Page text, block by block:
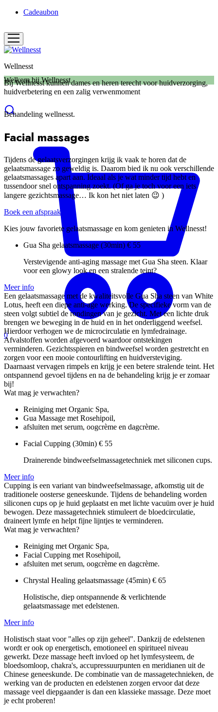
Cadeaubon
Wellnesst
Bij Wellnesst kunnen dames en heren terecht voor huidverzorging,
huidverbetering en een zalig verwenmoment
0
Welkom bij Wellnesst
Behandeling wellnesst.
Facial massages
Tijdens de gelaatsverzorgingen krijg ik vaak te horen dat de
gelaatsmassage zo geweldig is. Daarom bied ik nu ook verschillende
gelaatsmassages apart aan. Ideaal als je wat minder tijd hebt en
tussendoor snel ontspanning zoekt. (Of ga je toch voor een iets
langere gezichtsmassage… Ik kon het niet laten 😉 )
Boek een afspraak
Kies jouw favoriete gelaatsmassage en kom genieten in Wellnesst!
Gua Sha gelaatsmassage (30min) € 55
Verstevigende anti-aging massage met Gua Sha steen. Klaar
voor een glowy look en een stralende teint?
Meer info
Een gelaatsmassage met de kwaliteitsvolle Gua Sha steen van White
Lotus, heeft een diepe anti-age werking. De specifieke vorm van de
steen volgt subtiel de rondingen van je gezicht. Met een lichte druk
brengen we beweging in de huid en in het onderliggend weefsel.
Hierdoor verhogen we de microcirculatie en lymfedrainage.
Afvalstoffen worden afgevoerd waardoor ontstekingen
verminderen. Gezichtsspieren en bindweefsel worden gestretcht en
zorgen voor een mooie contourlifting en huidversteviging.
Daarnaast vervagen rimpels en krijg je een betere stralende teint. Het
ontspannend gevoel tijdens en na de behandeling krijg je er zomaar
bij!
Wat mag je verwachten?
Reiniging met Organic Spa,
Gua Massage met Rosehipoil,
afsluiten met serum, oogcrème en dagcrème.
Facial Cupping (30min) € 55
Drainerende bindweefselmassagetechniek met siliconen cups.
Meer info
Cupping is een variant van bindweefselmassage, afkomstig uit de
traditionele oosterse geneeskunde. Tijdens de behandeling worden
siliconen cups op je huid geplaatst en met lichte vacuüm over je huid
bewogen. Deze massagetechniek stimuleert de bloedcirculatie,
draineert lymfe en helpt fijne lijntjes te verminderen.
Wat mag je verwachten?
Reiniging met Organic Spa,
Facial Cupping met Rosehipoil,
afsluiten met serum, oogcrème en dagcrème.
Chrystal Healing gelaatsmassage (45min) € 65
Holistische, diep ontspannende & verlichtende
gelaatsmassage met edelstenen.
Meer info
Holistisch staat voor "alles op zijn geheel". Dankzij de edelstenen
wordt er ook op energetisch, emotioneel en spiritueel niveau
gewerkt. Deze massage heeft invloed op het lymfesysteem, de
bloedsomloop, chakra's, accupressuurpunten en meridianen uit de
Chinese geneeskunde. De combinatie van de massagetechnieken, de
werking van de producten en edelstenen zorgen ervoor dat deze
massage veel diepgaander is dan een klassieke massage. Deze moet
je echt proberen!